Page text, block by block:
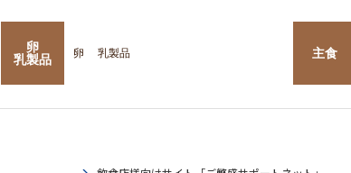
卵
乳製品
卵 乳製品 主食